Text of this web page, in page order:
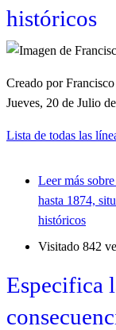
históricos
Creado por
Jueves, 20 de Julio
Lista de todas las
Leer más
hasta 1874,
históricos
Visitado 842
Especifica